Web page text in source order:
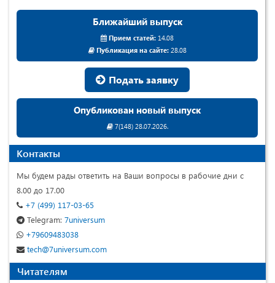
Ближайший выпуск
Прием статей: 14.08
Публикация на сайте:28.08
Подать заявку
Опубликован новый выпуск
7(148) 28.07.2026.
Контакты
Мы будем рады ответить на Ваши вопросы в рабочие дни с
8.00 до 17.00
+7 (499) 117-03-65
Telegram: 7universum
+79609483038
tech@7universum.com
Читателям